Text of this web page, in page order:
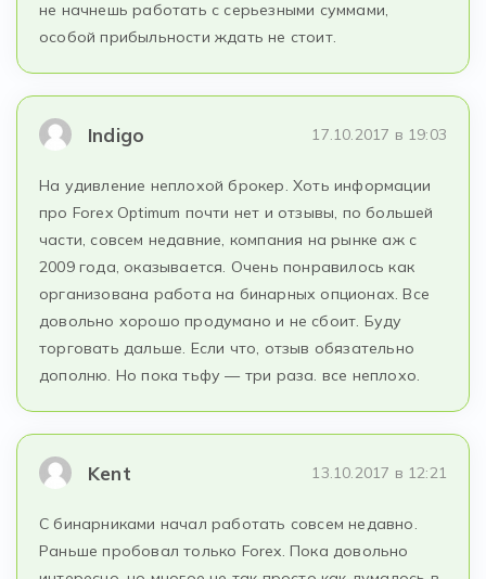
не начнешь работать с серьезными суммами,
особой прибыльности ждать не стоит.
Indigo 17.10.2017 в 19:03
На удивление неплохой брокер. Хоть информации
про Forex Optimum почти нет и отзывы, по большей
части, совсем недавние, компания на рынке аж с
2009 года, оказывается. Очень понравилось как
организована работа на бинарных опционах. Все
довольно хорошо продумано и не сбоит. Буду
торговать дальше. Если что, отзыв обязательно
дополню. Но пока тьфу — три раза. все неплохо.
Kent 13.10.2017 в 12:21
С бинарниками начал работать совсем недавно.
Раньше пробовал только Forex. Пока довольно